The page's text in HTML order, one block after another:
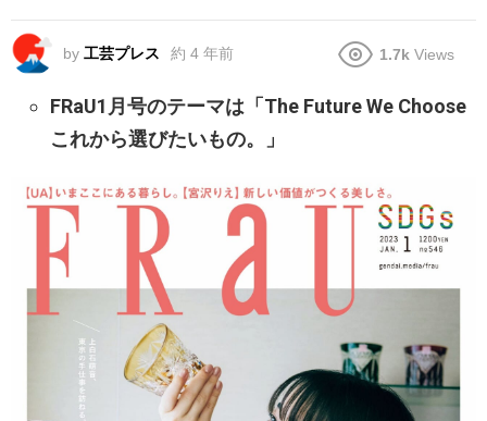
by 工芸プレス 約 4 年前 1.7k Views
FRaU1月号のテーマは「The Future We Choose
これから選びたいもの。」